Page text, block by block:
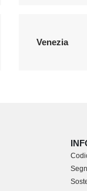
Venezia